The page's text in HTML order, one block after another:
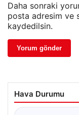
Daha sonraki
posta adresim ve
kaydedilsin.
Hava Durumu